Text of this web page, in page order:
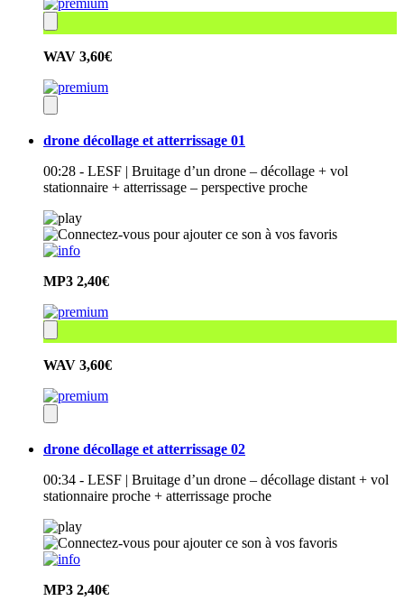
WAV 3,60€
drone décollage et atterrissage 01
00:28 - LESF | Bruitage d’un drone – décollage + vol
stationnaire + atterrissage – perspective proche
MP3 2,40€
WAV 3,60€
drone décollage et atterrissage 02
00:34 - LESF | Bruitage d’un drone – décollage distant + vol
stationnaire proche + atterrissage proche
MP3 2,40€